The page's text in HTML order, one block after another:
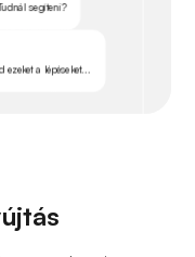
segíteni?
ezeket a lépéseket...